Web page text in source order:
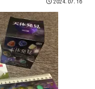
2024.07.16